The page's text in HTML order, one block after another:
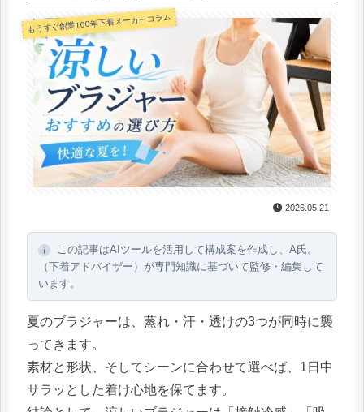
もうすぐ創業100年下着メーカーコラム
2026.05.21
ℹ
この記事はAIツールを活用して構成案を作成し、A氏。
（下着アドバイザー）が専門知識に基づいて監修・編集して
います。
夏のブラジャーは、蒸れ・汗・透けの3つが同時に襲
ってきます。
素材と形状、そしてシーンに合わせて選べば、1日中
サラッとした着け心地を保てます。